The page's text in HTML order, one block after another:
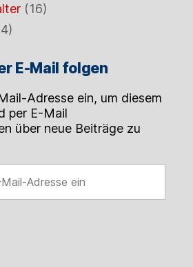
(16)
E-Mail folgen
Adresse ein, um diesem
per E-Mail
über neue Beiträge zu